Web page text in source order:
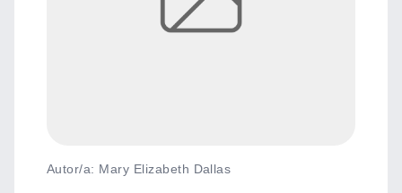
Autor/a: Mary Elizabeth Dallas